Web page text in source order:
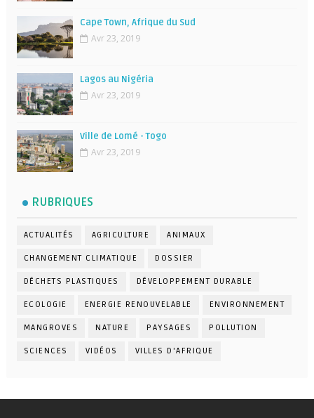
Cape Town, Afrique du Sud
Avr 23, 2019
Lagos au Nigéria
Avr 23, 2019
Ville de Lomé - Togo
Avr 23, 2019
RUBRIQUES
ACTUALITÉS AGRICULTURE ANIMAUX
CHANGEMENT CLIMATIQUE DOSSIER
DÉCHETS PLASTIQUES DÉVELOPPEMENT DURABLE
ECOLOGIE ENERGIE RENOUVELABLE ENVIRONNEMENT
MANGROVES NATURE PAYSAGES POLLUTION
SCIENCES VIDÉOS VILLES D'AFRIQUE